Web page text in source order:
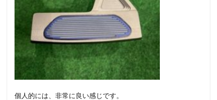
個人的には、非常に良い感じです。